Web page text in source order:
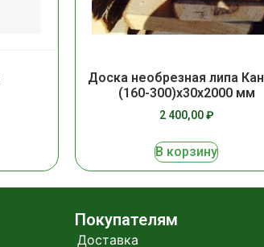
Доска необрезная липа
(160-300)х30х2000 мм
2 400,00₽
В корзину
Покупателям
Доставка